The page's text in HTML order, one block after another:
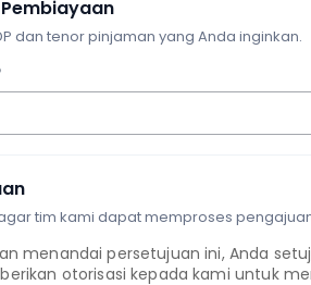
dan tenor pinjaman yang Anda inginkan.
tim kami dapat memproses
menandai persetujuan ini, Anda
otorisasi kepada kami untuk